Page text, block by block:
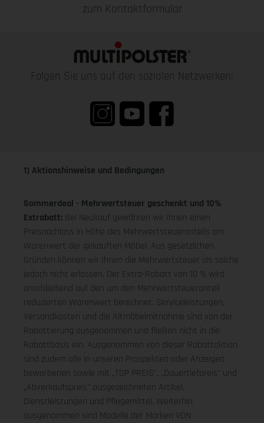
zum Kontaktformular
Folgen Sie uns auf den sozialen Netzwerken:
1) Aktionshinweise und Bedingungen
Sommerdeal - Mehrwertsteuer geschenkt und 10%
Extrabatt: Bei Neukauf gewähren wir Ihnen einen
Preisnachlass in Höhe des Mehrwertsteueranteils am
Warenwert der gekauften Möbel. Aus gesetzlichen
Gründen können wir Ihnen die Mehrwertsteuer als solche
jedoch nicht erlassen. Der Extra-Rabatt von 10 % wird
anschließend auf den um den Mehrwertsteueranteil
reduzierten Warenwert berechnet. Serviceleistungen,
Versandkosten und die Altmöbelmitnahme sind von der
Rabattierung ausgenommen und fließen nicht in die
Rabattbasis ein. Ausgenommen von dieser Rabattaktion
sind zudem alle in unseren Prospekten oder Anzeigen
beworbenen sowie mit „TOP PREIS", „Dauertiefpreis" und
„Abverkaufspreis" ausgezeichneten Artikel,
Dienstleistungen und Pflegemittel. Weiterhin
ausgenommen sind Modelle der Marken VON